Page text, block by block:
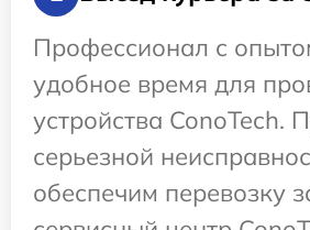
Профессионал с
удобное время для
устройства ConoTech.
серьезной
обеспечим перевозку